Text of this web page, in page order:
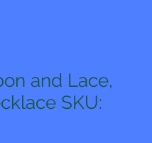
and Lace,
SKU: